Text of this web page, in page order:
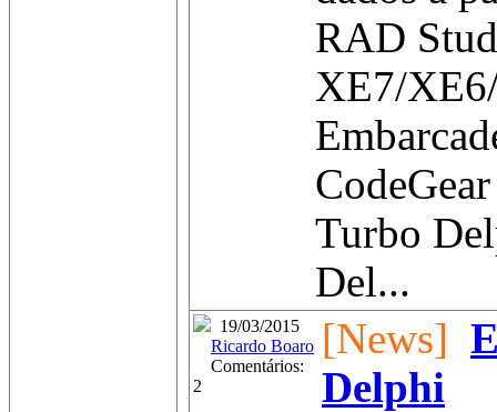
RAD
XE7/
Turbo
Del...
19/03/2015
Ricardo Boaro
Comentários:
2
[News]
Delphi